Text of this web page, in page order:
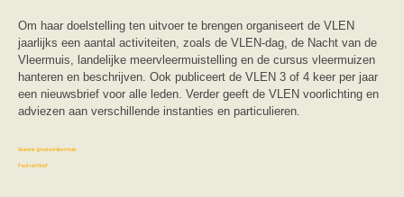
Echolocatie
Soorten
Baardvleermuis
Bechsteins vleermuis
Bosvleermuis
Brandt's vleermuis
Gewone grootoorvleermuis
Paul van Hoof
Om haar doelstelling ten uitvoer te brengen organiseert de VLEN
jaarlijks een aantal activiteiten, zoals de VLEN-dag, de Nacht van de
Vleermuis, landelijke meervleermuistelling en de cursus vleermuizen
hanteren en beschrijven. Ook publiceert de VLEN 3 of 4 keer per jaar
een nieuwsbrief voor alle leden. Verder geeft de VLEN voorlichting en
adviezen aan verschillende instanties en particulieren.